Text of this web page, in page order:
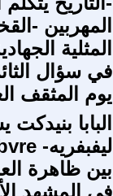
المهربين -
المثلية
في سؤال
يوم المثقف
البابا
ليفبفريه- Lefebvre المحروم
بين ظاهرة
في المشهد